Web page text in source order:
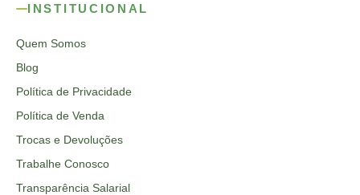
INSTITUCIONAL
Quem Somos
Blog
Política de Privacidade
Política de Venda
Trocas e Devoluções
Trabalhe Conosco
Transparência Salarial